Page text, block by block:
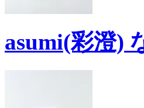
asumi(彩澄)